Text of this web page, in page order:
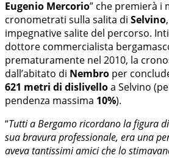
Eugenio Mercorio” che premierà i
cronometrati sulla salita di Selvino
impegnative salite del percorso.
dottore commercialista
prematuramente nel 2010, la
dall’abitato di Nembro per
621 metri di dislivelloa Selvino
pendenza massima 10%).
“Tutti a Bergamo ricordano la figura
sua bravura professionale, era una
aveva tantissimi amici che lo